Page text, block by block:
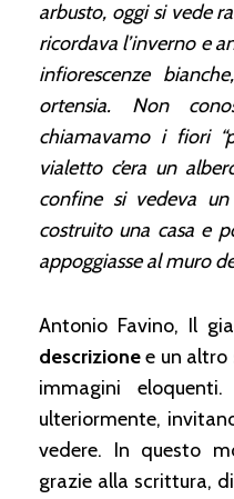
arbusto, oggi si vede
ricordava l’inverno e
infiorescenze
ortensia. Non
chiamavamo i fiori
vialetto c’era un
confine si vedeva
costruito una casa e
appoggiasse al muro
Antonio Favino, Il
descrizionee un altro
immagini
ulteriormente,
vedere. In questo
grazie alla scrittura,